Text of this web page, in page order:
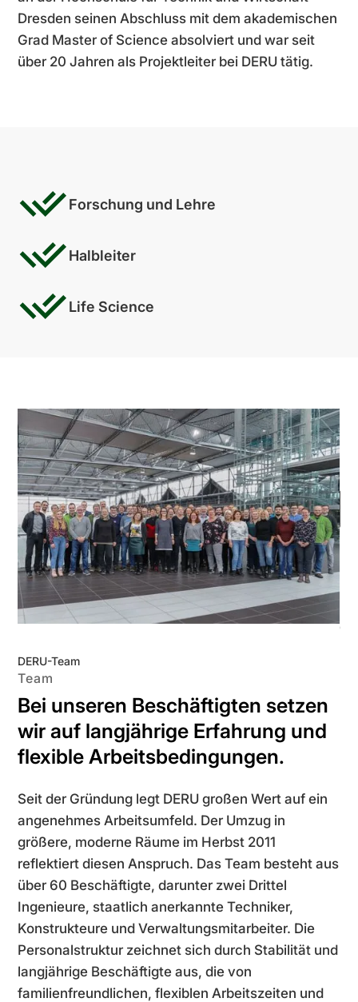
Dresden seinen Abschluss mit dem akademischen
Grad Master of Science absolviert und war seit
über 20 Jahren als Projektleiter bei DERU tätig.
Forschung und Lehre
Halbleiter
Life Science
DERU-Team
Team
Bei unseren Beschäftigten setzen
wir auf langjährige Erfahrung und
flexible Arbeitsbedingungen.
Seit der Gründung legt DERU großen Wert auf ein
angenehmes Arbeitsumfeld. Der Umzug in
größere, moderne Räume im Herbst 2011
reflektiert diesen Anspruch. Das Team besteht aus
über 60 Beschäftigte, darunter zwei Drittel
Ingenieure, staatlich anerkannte Techniker,
Konstrukteure und Verwaltungsmitarbeiter. Die
Personalstruktur zeichnet sich durch Stabilität und
langjährige Beschäftigte aus, die von
familienfreundlichen, flexiblen Arbeitszeiten und